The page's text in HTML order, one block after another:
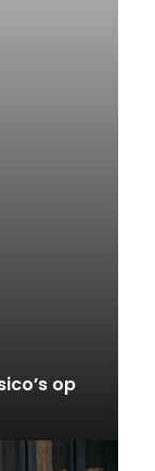
op